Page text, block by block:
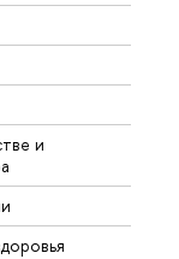
и